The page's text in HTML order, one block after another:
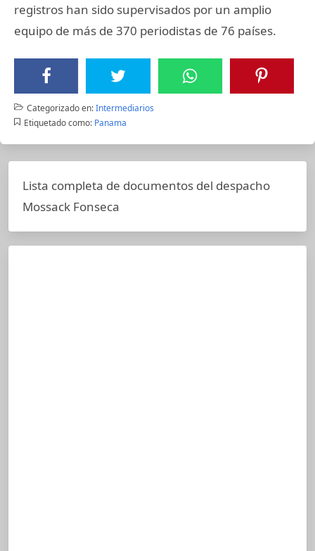
registros han sido supervisados por un amplio
equipo de más de 370 periodistas de 76 países.
Categorizado en:Intermediarios
Etiquetado como: Panama
Lista completa de documentos del despacho
Mossack Fonseca